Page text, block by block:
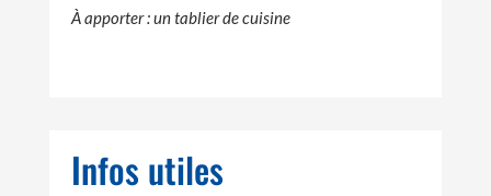
À apporter : un tablier de cuisine
Infos utiles